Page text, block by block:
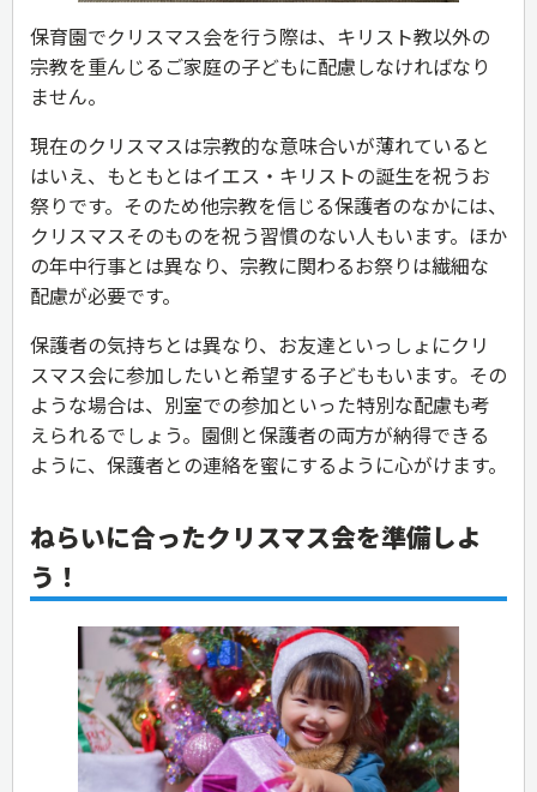
保育園でクリスマス会を行う際は、キリスト教以外の
宗教を重んじるご家庭の子どもに配慮しなければなり
ません。
現在のクリスマスは宗教的な意味合いが薄れていると
はいえ、もともとはイエス・キリストの誕生を祝うお
祭りです。そのため他宗教を信じる保護者のなかには、
クリスマスそのものを祝う習慣のない人もいます。ほか
の年中行事とは異なり、宗教に関わるお祭りは繊細な
配慮が必要です。
保護者の気持ちとは異なり、お友達といっしょにクリ
スマス会に参加したいと希望する子どももいます。その
ような場合は、別室での参加といった特別な配慮も考
えられるでしょう。園側と保護者の両方が納得できる
ように、保護者との連絡を蜜にするように心がけます。
ねらいに合ったクリスマス会を準備しよ
う！